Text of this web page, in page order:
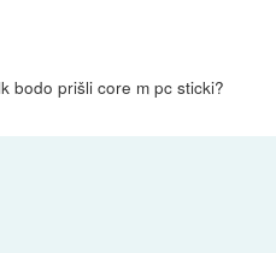
bodo prišli core m pc sticki?